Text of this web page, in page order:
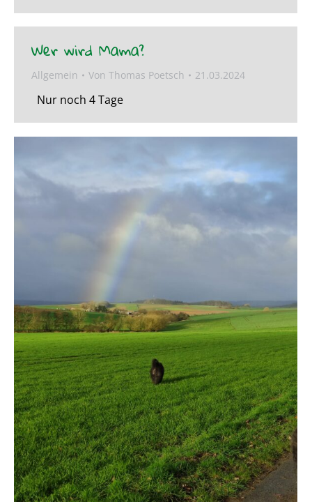
Wer wird Mama?
Allgemein Von Thomas Poetsch 21.03.2024
Nur noch 4 Tage